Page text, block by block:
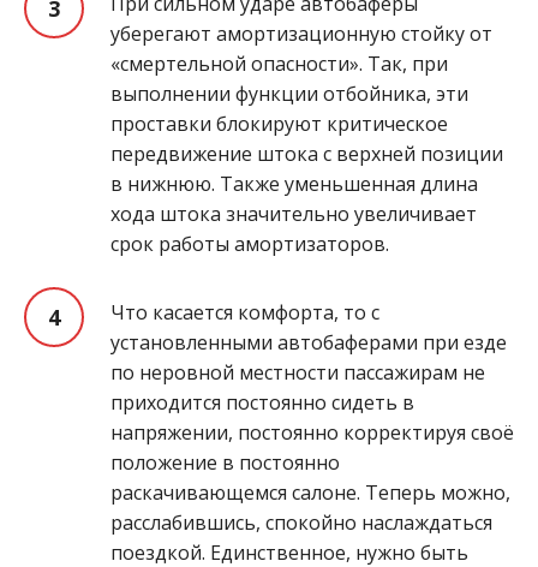
уберегают амортизационную стойку от
«смертельной опасности». Так, при
выполнении функции отбойника, эти
проставки блокируют критическое
передвижение штока с верхней позиции
в нижнюю. Также уменьшенная длина
хода штока значительно увеличивает
срок работы амортизаторов.
Что касается комфорта, то с
установленными автобаферами при езде
по неровной местности пассажирам не
приходится постоянно сидеть в
напряжении, постоянно корректируя своё
положение в постоянно
раскачивающемся салоне. Теперь можно,
расслабившись, спокойно наслаждаться
поездкой. Единственное, нужно быть